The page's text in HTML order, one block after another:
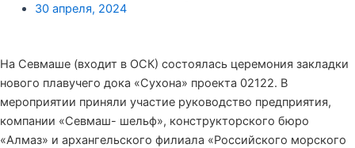
30 апреля, 2024
На Севмаше (входит в ОСК) состоялась церемония закладки
нового плавучего дока «Сухона» проекта 02122. В
мероприятии приняли участие руководство предприятия,
компании «Севмаш- шельф», конструкторского бюро
«Алмаз» и архангельского филиала «Российского морского